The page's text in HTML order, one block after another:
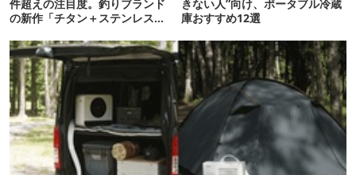
件超えの注目度。釣りブランド
の新作「チタン＋ステンレスの
きない人”向け、ポータブル冷蔵
庫おすすめ12選